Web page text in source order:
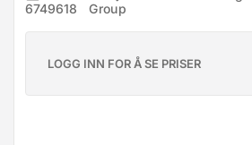
6749618
Group
LOGG INN FOR Å SE PRISER